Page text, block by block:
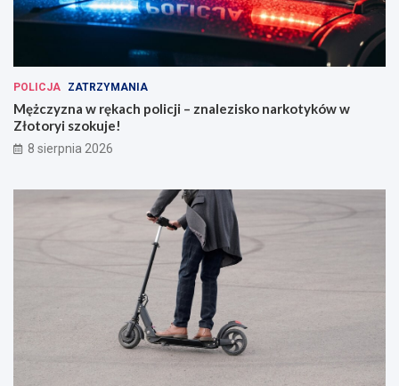
POLICJA ZATRZYMANIA
Mężczyzna w rękach policji – znalezisko narkotyków w
Złotoryi szokuje!
8 sierpnia 2026